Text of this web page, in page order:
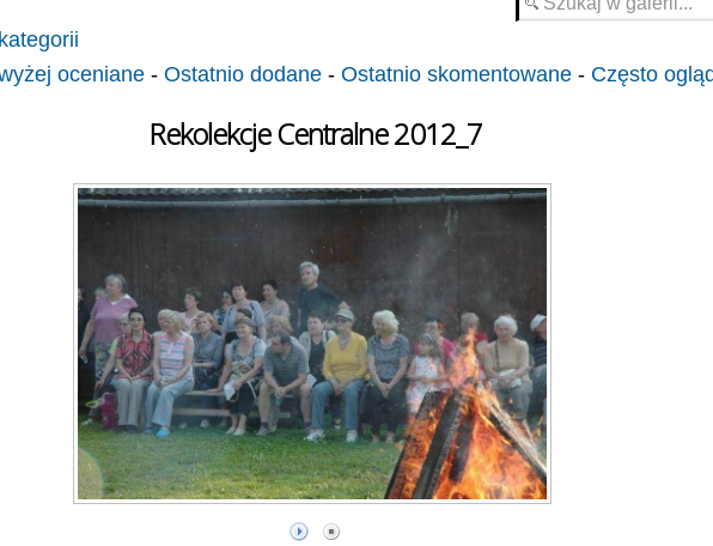
oceniane- Ostatnio dodane- Ostatnio skomentowane- Często
Rekolekcje Centralne 2012_7